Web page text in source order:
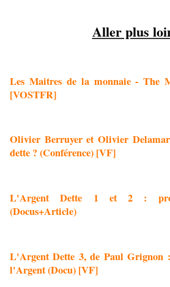
Aller plus
Les Maitres de la monnaie - The
[VOSTFR]
Olivier Berruyer et Olivier
dette ? (Conférence) [VF]
L'Argent Dette 1 et 2 :
(Docus+Article)
L'Argent Dette 3, de Paul Grignon
l'Argent (Docu) [VF]